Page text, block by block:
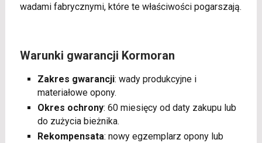
wadami fabrycznymi, które te właściwości pogarszają.
Warunki gwarancji Kormoran
Zakres gwarancji: wady produkcyjne i
materiałowe opony.
Okres ochrony: 60 miesięcy od daty zakupu lub
do zużycia bieżnika.
Rekompensata: nowy egzemplarz opony lub